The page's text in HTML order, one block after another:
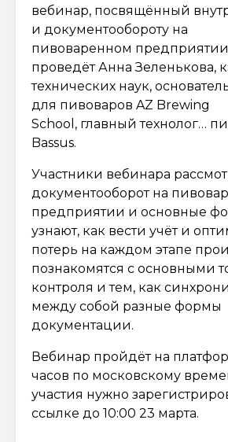
вебинар, посвящённый
и документообороту на
пивоваренном
проведёт Анна Зеленькова,
технических наук,
для пивоваров AZ Brewing
School, главный технолог…
Bassus.
Участники вебинара
документооборот на
предприятии и основные
узнают, как вести учёт и
потерь на каждом этапе
познакомятся с основными
контроля и тем, как
между собой разные формы
документации.
Вебинар пройдёт на
часов по московскому
участия нужно
ссылке до 10:00 23 марта.